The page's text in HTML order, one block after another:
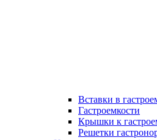
Вставки в
Гастроемкости
Крышки к
Решетки